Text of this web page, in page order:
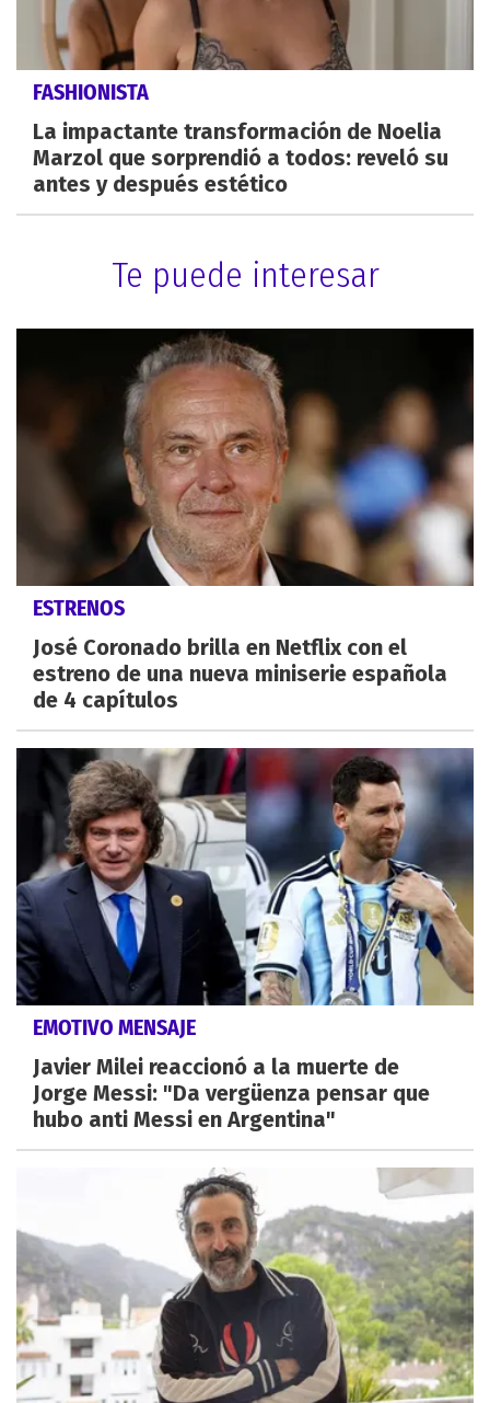
FASHIONISTA
La impactante transformación de Noelia
Marzol que sorprendió a todos: reveló su
antes y después estético
Te puede interesar
ESTRENOS
José Coronado brilla en Netflix con el
estreno de una nueva miniserie española
de 4 capítulos
EMOTIVO MENSAJE
Javier Milei reaccionó a la muerte de
Jorge Messi: "Da vergüenza pensar que
hubo anti Messi en Argentina"